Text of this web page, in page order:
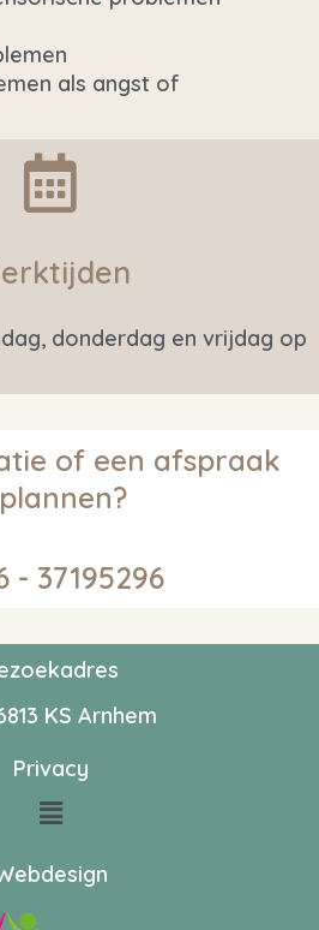
als angst of
donderdag en vrijdag op
of een afspraak
- 37195296
KS Arnhem
Privacy